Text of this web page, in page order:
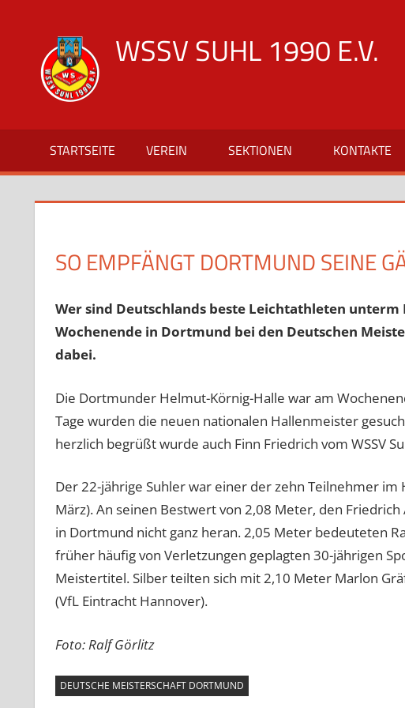
springen
WSSV SUHL 1990 E.V.
offizielle
Vereinsseite
des
WSSV
STARTSEITE VEREIN SEKTIONEN KONTAKTE
SO EMPFÄNGT DORTMUND SEINE
Wer sind Deutschlands beste Leichtathleten unterm
Wochenende in Dortmund bei den Deutschen
dabei.
Die Dortmunder Helmut-Körnig-Halle war am
Tage wurden die neuen nationalen Hallenmeister
herzlich begrüßt wurde auch Finn Friedrich vom WSSV
Der 22-jährige Suhler war einer der zehn Teilnehmer im
März). An seinen Bestwert von 2,08 Meter, den
in Dortmund nicht ganz heran. 2,05 Meter bedeuteten
früher häufig von Verletzungen geplagten 30-jährigen
Meistertitel. Silber teilten sich mit 2,10 Meter Marlon
(VfL Eintracht Hannover).
Foto: Ralf Görlitz
DEUTSCHE MEISTERSCHAFT DORTMUND